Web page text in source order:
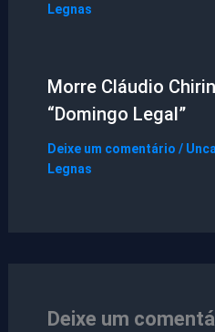
Legnas
Morre Cláudio
“Domingo Legal”
Deixe um comentário /
Legnas
Deixe um